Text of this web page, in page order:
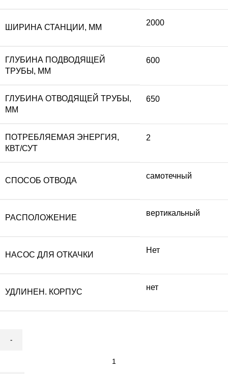
ШИРИНА СТАНЦИИ, ММ
2000
ГЛУБИНА ПОДВОДЯЩЕЙ
ТРУБЫ, ММ
600
ГЛУБИНА ОТВОДЯЩЕЙ ТРУБЫ,
ММ
650
ПОТРЕБЛЯЕМАЯ ЭНЕРГИЯ,
КВТ/СУТ
2
СПОСОБ ОТВОДА
самотечный
РАСПОЛОЖЕНИЕ
вертикальный
НАСОС ДЛЯ ОТКАЧКИ
Нет
УДЛИНЕН. КОРПУС
нет